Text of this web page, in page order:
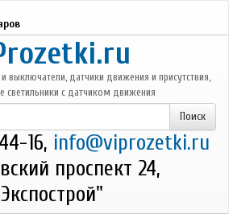
выключатели, датчики движения и присутствия,
светильники с датчиком движения
16, info@viprozetki.ru
проспект 24,